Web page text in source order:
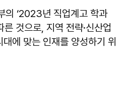
의 ‘2023년 직업계고 학과
것으로, 지역 전략·신산업
에 맞는 인재를 양성하기 위